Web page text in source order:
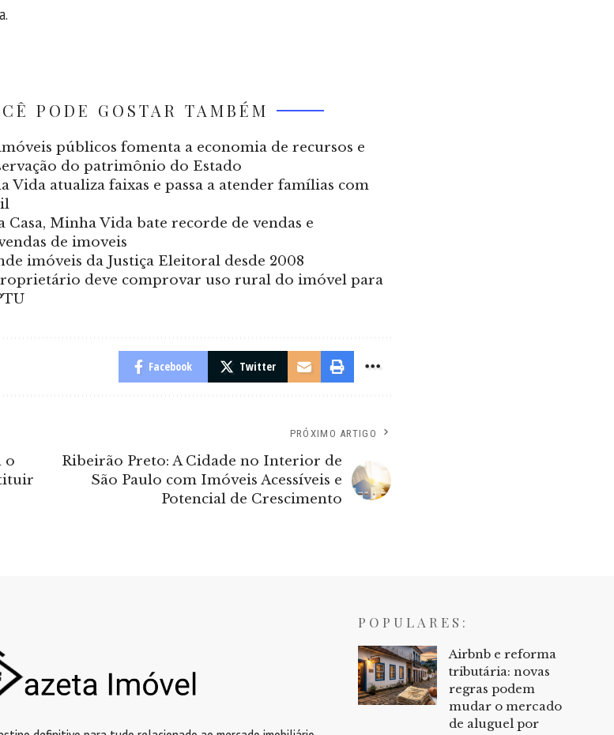
PODE GOSTAR TAMBÉM
públicos fomenta a economia de recursos e
do patrimônio do Estado
Vida atualiza faixas e passa a atender famílias com
Minha Vida bate recorde de vendas e
de imoveis
imóveis da Justiça Eleitoral desde 2008
deve comprovar uso rural do imóvel para
Facebook Twitter
o
PRÓXIMO ARTIGO
Ribeirão Preto: A Cidade no Interior de
São Paulo com Imóveis Acessíveis e
Potencial de Crescimento
POPULARES:
Airbnb e reforma
tributária: novas
regras podem
mudar o mercado
de aluguel por